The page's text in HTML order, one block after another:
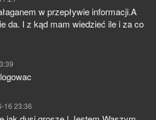
w przepływie informacji.A
da. I z kąd mam wiedzieć ile i za co
16 23:36